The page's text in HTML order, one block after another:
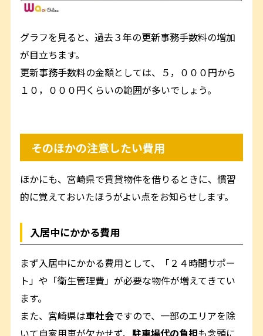
グラフを見ると、過去３年の更新事務手数料の増加
が目立ちます。
更新事務手数料の金額としては、５，０００円から
１０，０００円くらいの範囲が多いでしょう。
そのほかの注意したい費用
ほかにも、宮崎県で賃貸物件を借りるときに、慣習
的に覚えておいたほうがよい点をお知らせします。
入居中にかかる費用
まず入居中にかかる費用として、「２４時間サポー
ト」や「衛生管理費」が必要な物件が増えてきてい
ます。
また、宮崎県は車社会ですので、一部のエリアを除